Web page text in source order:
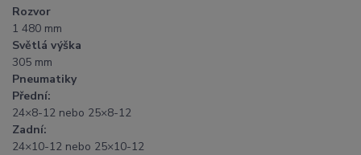
Rozvor
1 480 mm
Světlá výška
305 mm
Pneumatiky
Přední:
24×8-12 nebo 25×8-12
Zadní:
24×10-12 nebo 25×10-12